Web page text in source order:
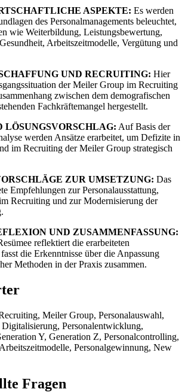
ASPEKTE: Es werden
des Personalmanagements beleuchtet,
wie Weiterbildung, Leistungsbewertung,
Arbeitszeitmodelle, Vergütung und
UND RECRUITING: Hier
der Meiler Group im Recruiting
zwischen dem demografischen
Fachkräftemangel hergestellt.
LÖSUNGSVORSCHLAG: Auf Basis der
werden Ansätze erarbeitet, um Defizite in
im Recruiting der Meiler Group strategisch
ZUR UMSETZUNG: Das
Empfehlungen zur Personalausstattung,
Recruiting und zur Modernisierung der
UND ZUSAMMENFASSUNG:
reflektiert die erarbeiteten
die Erkenntnisse über die Anpassung
Methoden in der Praxis zusammen.
Meiler Group, Personalauswahl,
Personalentwicklung,
Y, Generation Z, Personalcontrolling,
Personalgewinnung, New
Fragen